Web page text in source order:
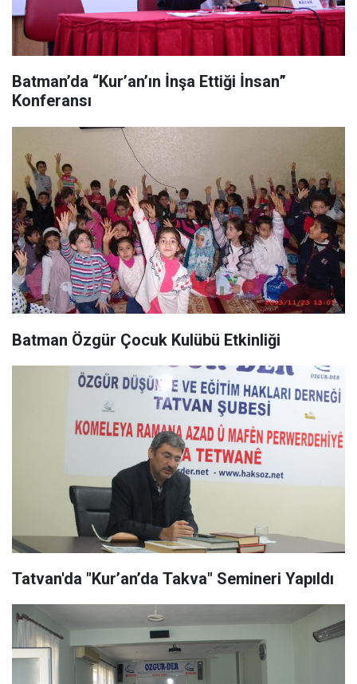
Batman’da “Kur’an’ın İnşa Ettiği İnsan”
Konferansı
Batman Özgür Çocuk Kulübü Etkinliği
Tatvan'da "Kur’an’da Takva" Semineri Yapıldı